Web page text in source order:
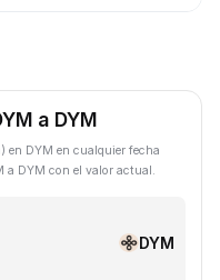
a DYM
en DYM en cualquier fecha
a DYM con el valor actual.
DYM